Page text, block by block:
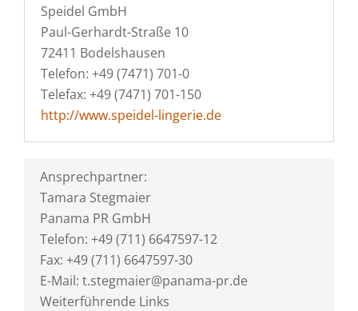
Speidel GmbH
Paul-Gerhardt-Straße 10
72411 Bodelshausen
Telefon: +49 (7471) 701-0
Telefax: +49 (7471) 701-150
http://www.speidel-lingerie.de
Ansprechpartner:
Tamara Stegmaier
Panama PR GmbH
Telefon: +49 (711) 6647597-12
Fax: +49 (711) 6647597-30
E-Mail: t.stegmaier@panama-pr.de
Weiterführende Links